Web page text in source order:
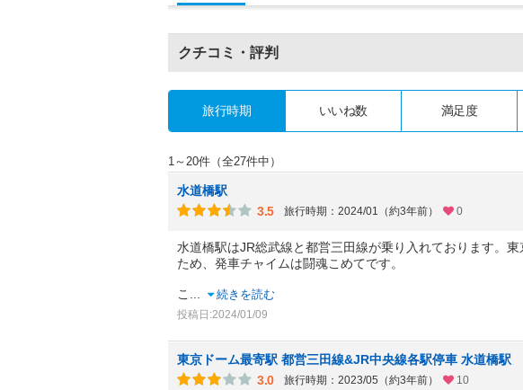
クチコミ・評判
旅行時期 いいね数 満足度
1～20件（全27件中）
水道橋駅
3.5
旅行時期：2024/01（約3年前） 0
水道橋駅はJR総武線と都営三田線が乗り入れております。
ため、発車チャイムは闘魂こめてです。
こ 続きを読む
投稿日:2024/01/09
東京ドーム最寄駅 都営三田線&JR中央線各駅停車 水道橋駅
3.0
旅行時期：2023/05（約3年前） 10